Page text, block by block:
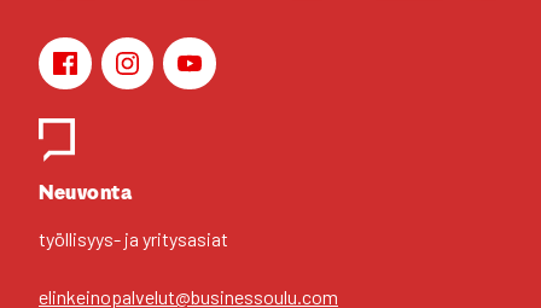
Face­bookIns­ta­gramYou­Tu­be
Neu­von­ta
työl­li­syys- ja yri­tys­asiat
elinkeinopalvelut@businessoulu.com